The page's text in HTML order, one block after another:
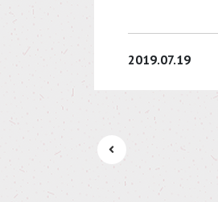
2019.07.19